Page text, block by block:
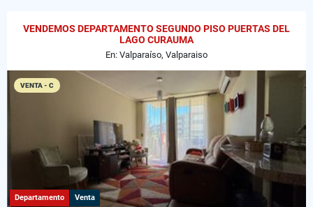
VENDEMOS DEPARTAMENTO SEGUNDO PISO PUERTAS DEL
LAGO CURAUMA
En: Valparaíso, Valparaiso
VENTA - C
Departamento Venta